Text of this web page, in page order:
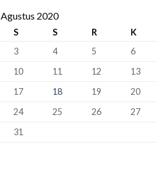
Dunia!
Kursi
Baru
388
Siswa
Kelas
SMAN
Bandung
Lulus
100%
Agustus 2020
S S R
K
3 4 5
6
10 11 12
13
17 18 19
20
24 25 26
27
31